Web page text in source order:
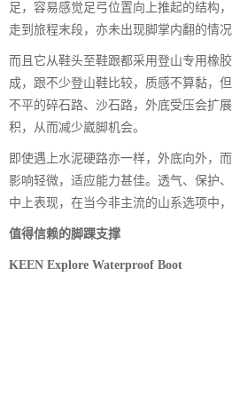
足，容易感觉足弓位置向上推起的结构
走到旅程末段，亦未出现脚掌内翻的情况
而且它从鞋头至鞋跟都采用登山专用橡
成，跟不少登山鞋比较，质感不算黏，
不平的碎石路、沙石路，外底受压会扩
积，从而减少崴脚机会。
即使遇上水泥硬路亦一样，外底向外，
影响轻微，适应能力甚佳。透气、保护
中上表现，在当今非主流的山系选项中，
值得信赖的脚踝支撑
KEEN Explore Waterproof Boot